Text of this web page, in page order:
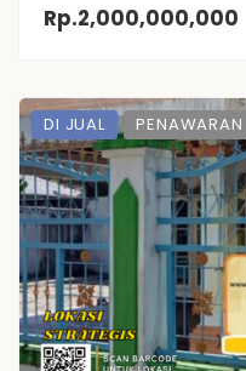
Rp.2,000,000,000
DI JUAL PENAWARAN